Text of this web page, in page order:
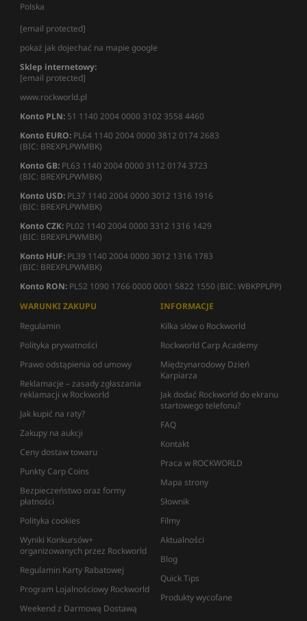
Polska
[email protected]
pokaż jak dojechać na mapie google
Sklep internetowy:
[email protected]
www.rockworld.pl
Konto PLN: 51 1140 2004 0000 3102 3558 4460
Konto EURO: PL64 1140 2004 0000 3812 0174 2683
(BIC: BREXPLPWMBK)
Konto GB: PL63 1140 2004 0000 3112 0174 3723
(BIC: BREXPLPWMBK)
Konto USD: PL37 1140 2004 0000 3012 1316 1916
(BIC: BREXPLPWMBK)
Konto CZK: PL02 1140 2004 0000 3312 1316 1429
(BIC: BREXPLPWMBK)
Konto HUF: PL39 1140 2004 0000 3012 1316 1783
(BIC: BREXPLPWMBK)
Konto RON: PL52 1090 1766 0000 0001 5822 1550 (BIC: WBKPPLPP)
WARUNKI ZAKUPU
Regulamin
Polityka prywatności
Prawo odstąpienia od umowy
Reklamacje – zasady zgłaszania
reklamacji w Rockworld
Jak kupić na raty?
Zakupy na aukcji
Ceny dostaw towaru
Punkty Carp Coins
Bezpieczeństwo oraz formy
płatności
Polityka cookies
Wyniki Konkursów+
organizowanych przez Rockworld
Regulamin Karty Rabatowej
Program Lojalnościowy Rockworld
Weekend z Darmową Dostawą
INFORMACJE
Kilka słów o Rockworld
Rockworld Carp Academy
Międzynarodowy Dzień
Karpiarza
Jak dodać Rockworld do ekranu
startowego telefonu?
FAQ
Kontakt
Praca w ROCKWORLD
Mapa strony
Słownik
Filmy
Aktualności
Blog
Quick Tips
Produkty wycofane